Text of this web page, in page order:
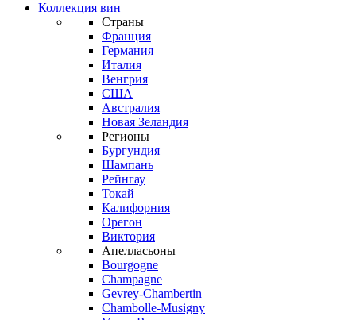
Коллекция вин
Страны
Франция
Германия
Италия
Венгрия
США
Австралия
Новая Зеландия
Регионы
Бургундия
Шампань
Рейнгау
Токай
Калифорния
Орегон
Виктория
Апелласьоны
Bourgogne
Champagne
Gevrey-Chambertin
Chambolle-Musigny